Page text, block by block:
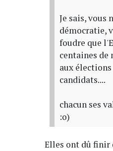
Je sais, vous
démocratie,
foudre que
centaines
aux
candidats....
chacun ses
:o)
Elles ont dû finir